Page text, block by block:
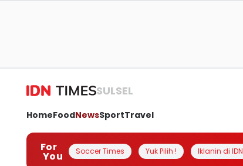
SULSEL
HomeFoodNewsSportTravel
For
You Soccer Times Yuk Pilih ! Iklanin di IDN